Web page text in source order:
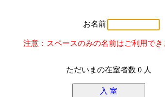
お名前
注意：スペースのみの名前はご利用でき
ただいまの在室者数 0 人